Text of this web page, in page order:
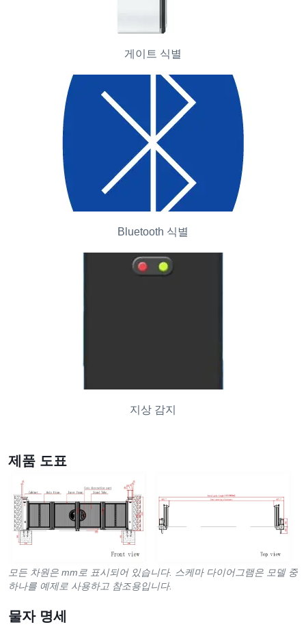
게이트 식별
Bluetooth 식별
지상 감지
제품 도표
모든 차원은 mm로 표시되어 있습니다. 스케마 다이어그램은 모델 중
하나를 예제로 사용하고 참조용입니다.
물자 명세